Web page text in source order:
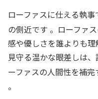
ローファスに仕える執
の側近です 。ローファ
感や優しさを誰よりも
見守る温かな眼差しは
ーファスの人間性を補
。